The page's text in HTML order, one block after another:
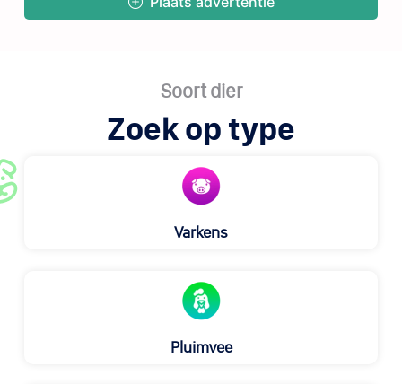
Soort dier
Zoek op type
Varkens
Pluimvee